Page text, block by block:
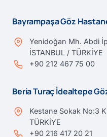
Bayrampaşa Göz
Yenidoğan Mh. Abdi
İSTANBUL / TÜRKİYE
+90 212 467 75 00
Beria Turaç İdealtepe
Kestane Sokak No:3
TÜRKİYE
+90 216 417 20 21